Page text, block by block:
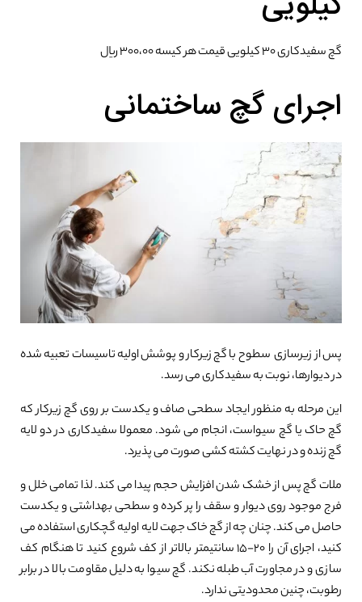
گچ سفیدکاری ۳۰ کیلویی قیمت هر کیسه ۳۰۰،۰۰ ریال
اجرای گچ ساختمانی
پس از زیرسازی سطوح با گچ زیرکار و پوشش اولیه تاسیسات تعبیه شده
در دیوارها، نوبت به سفیدکاری می رسد.
این مرحله به منظور ایجاد سطحی صاف و یکدست بر روی گچ زیرکار که
گچ حاک یا گچ سیواست، انجام می شود. معمولا سفیدکاری در دو لایه
گچ زنده و در نهایت کشته کشی صورت می پذیرد.
ملات گچ پس از خشک شدن افزایش حجم پیدا می کند. لذا تمامی خلل و
فرج موجود روی دیوار و سقف را پر کرده و سطحی بهداشتی و یکدست
حاصل می کند. چنان چه از گچ خاک جهت لایه اولیه گچکاری استفاده می
کنید، اجرای آن را ۲۰-۱۵ سانتیمتر بالاتر از کف شروع کنید تا هنگام کف
سازی و در مجاورت آب طبله نکند. گچ سیوا به دلیل مقاومت بالا در برابر
رطوبت، چنین محدودیتی ندارد.